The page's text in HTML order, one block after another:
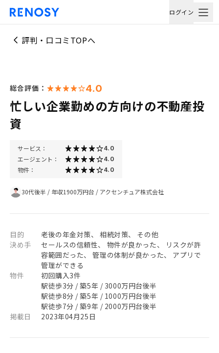
ログイン
評判・口コミTOPへ
総合評価： 4.0
忙しい企業勤めの方向けの不動産投
資
サービス： 4.0
エージェント： 4.0
物件： 4.0
30代後半 / 年収1900万円台 / アクセンチュア株式会社
目的
老後の年金対策、 相続対策、 その他
決め手
セールスの信頼性、 物件が良かった、 リスクが許
容範囲だった、 管理の体制が良かった、 アプリで
管理ができる
物件
初回購入3件
駅徒歩3分 / 築5年 / 3000万円台後半
駅徒歩8分 / 築5年 / 1000万円台後半
駅徒歩7分 / 築9年 / 2000万円台後半
掲載日
2023年04月25日